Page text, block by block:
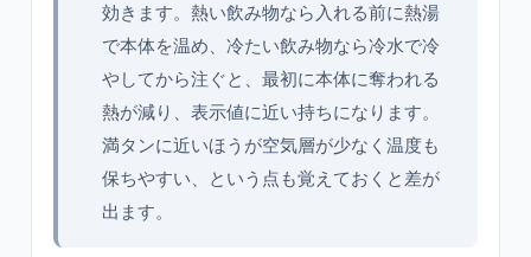
効きます。熱い飲み物なら入れる前に熱湯
で本体を温め、冷たい飲み物なら冷水で冷
やしてから注ぐと、最初に本体に奪われる
熱が減り、表示値に近い持ちになります。
満タンに近いほうが空気層が少なく温度も
保ちやすい、という点も覚えておくと差が
出ます。